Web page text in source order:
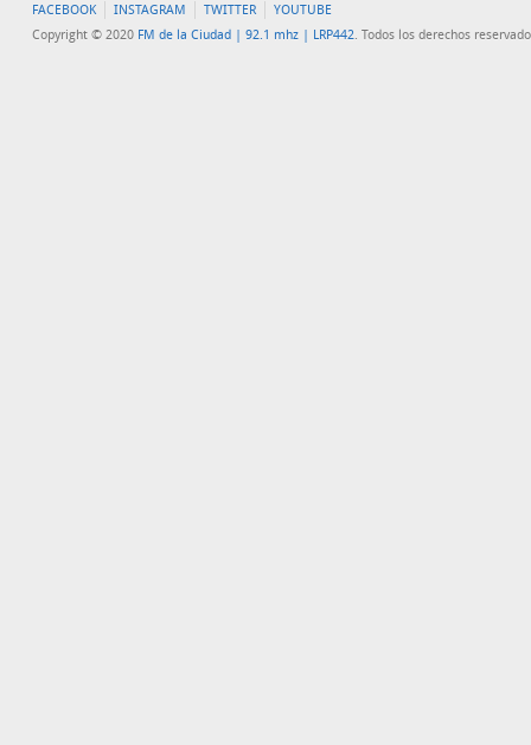
FACEBOOK INSTAGRAM TWITTER
YOUTUBE
Copyright © 2020 FM de la Ciudad | 92.1 mhz | LRP442. Todos los derechos